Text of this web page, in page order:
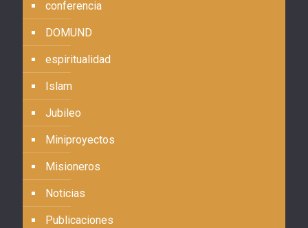
conferencia
DOMUND
espiritualidad
Islam
Jubileo
Miniproyectos
Misioneros
Noticias
Publicaciones